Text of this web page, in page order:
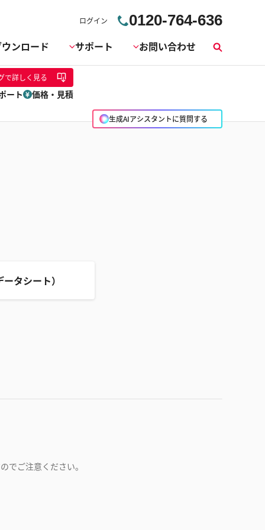
ログイン 0120-764-636
ンロード サポート お問い合わせ
索
生成AIアシスタントに質問する
で詳しく見る
ート 価格・見積
タシート）
でご注意ください。